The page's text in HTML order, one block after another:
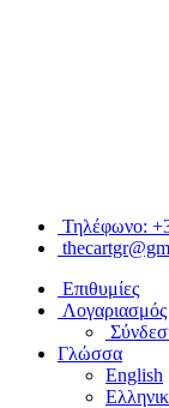
Τηλέφωνο:
Επιθυμίες
Λογαριασμός
Γλώσσα
English